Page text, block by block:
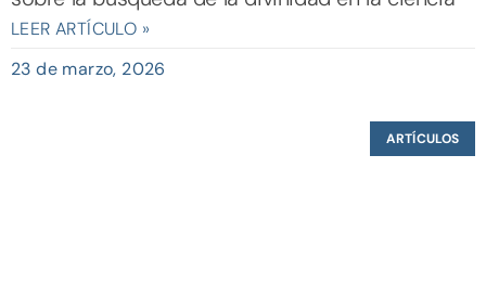
LEER ARTÍCULO »
23 de marzo, 2026
ARTÍCULOS